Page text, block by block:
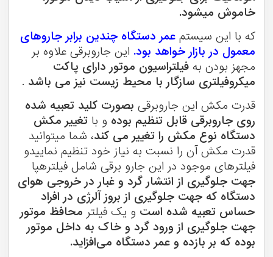
خاموش میشود.
که با این سیستمعمر دستگاه چندین برابر جاروهای
معمول در بازار خواهد بود. این جاروبرقی علاوه بر
مجهز بودن بهفیلتراسیون موتور دارای پاکت
میکروفیلتری سازگار با محیط زیست نیز می باشد.
قدرت مکش این جاروبرقیبصورت کلید تعبیه شده
روی جاروبرقی قابل تنظیم بودهو باتغییر مکش
دستگاه نوع مکش را تغییر می کند ، شما میتوانید
قدرت مکش آن را نسبت به نیاز خود تنظیم نماییدو
فیلترهای موجود در این جارو برقی شامل فیلترهپا
جهت جلوگیری از انتشار گرد و غبار در خروجی هوای
دستگاه که جهت جلوگیری از بروز آلرژی در افراد
حساس تعبیه شده استو یک فیلترمحافظ موتور
جهت جلوگیری از ورود گرد و خاک به داخل موتور
بوده که بر بازده و عمر دستگاه می‌افزاید.